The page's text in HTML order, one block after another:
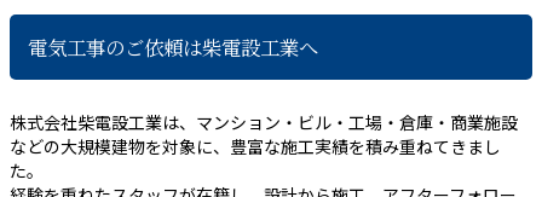
電気工事のご依頼は柴電設工業へ
株式会社柴電設工業は、マンション・ビル・工場・倉庫・商業施設
などの大規模建物を対象に、豊富な施工実績を積み重ねてきまし
た。